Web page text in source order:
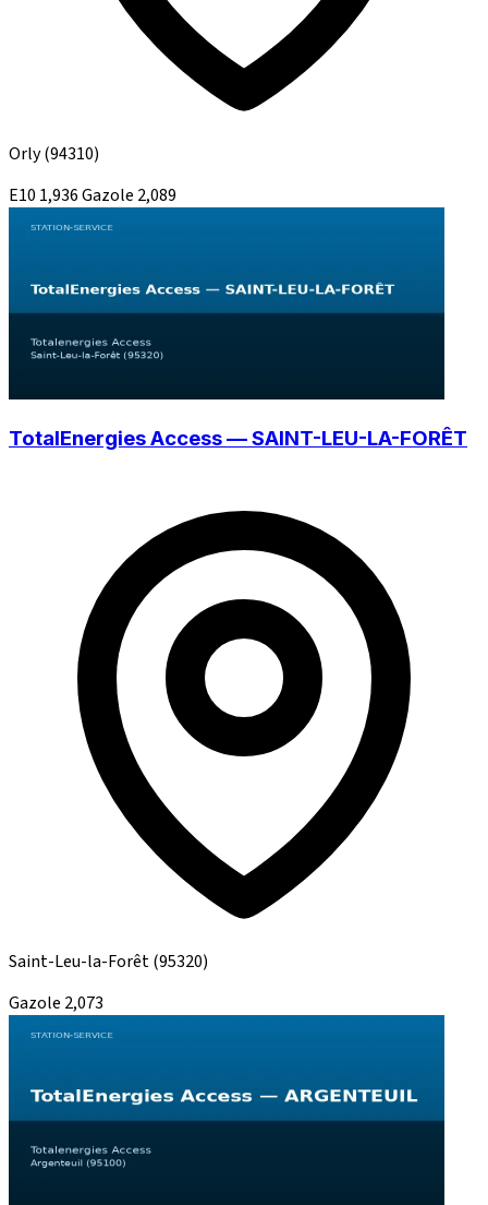
Orly(94310)
E10 1,936Gazole 2,089
TotalEnergies Access — SAINT-LEU-LA-FORÊT
Saint-Leu-la-Forêt(95320)
Gazole 2,073